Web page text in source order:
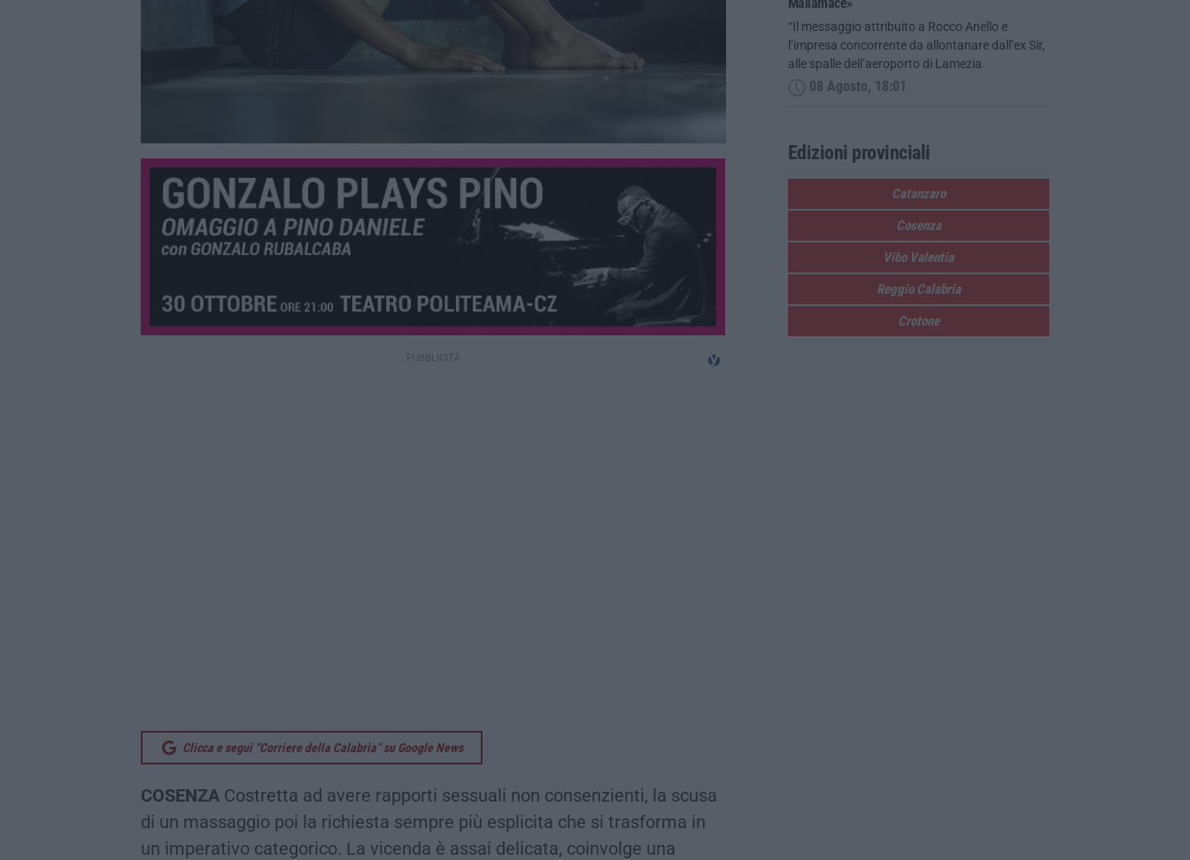
Clicca e segui “Corriere della Calabria” su Google News
COSENZA Costretta ad avere rapporti sessuali non consenzienti, la scusa
di un massaggio poi la richiesta sempre più esplicita che si trasforma in
un imperativo categorico. La vicenda è assai delicata, coinvolge una
Mallamace»
“Il messaggio attribuito a Rocco Anello e
l’impresa concorrente da allontanare dall’ex Sir,
alle spalle dell’aeroporto di Lamezia
08 Agosto, 18:01
Edizioni provinciali
Catanzaro
Cosenza
Vibo Valentia
Reggio Calabria
Crotone